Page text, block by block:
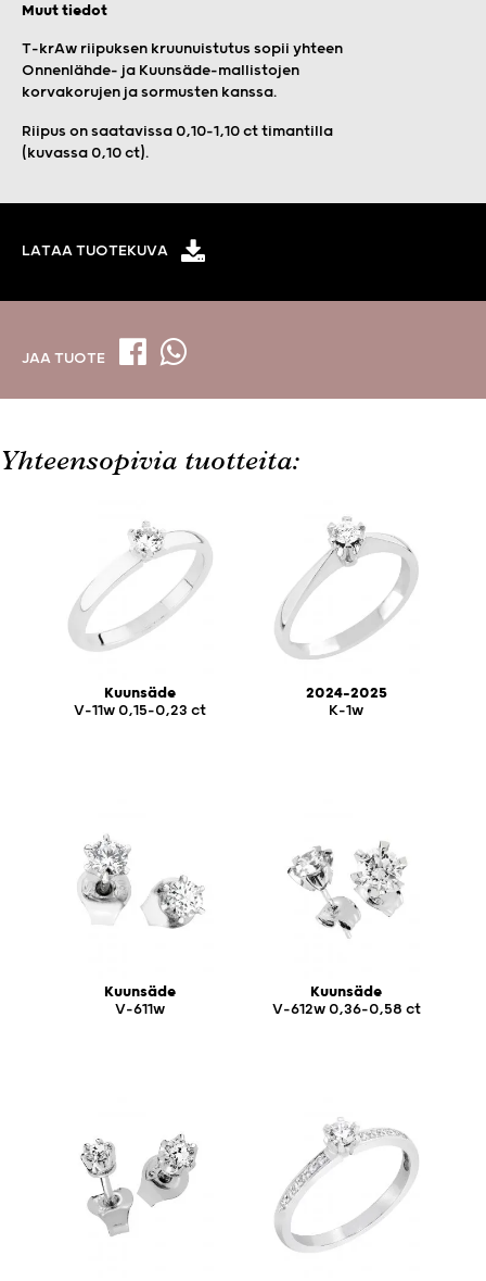
Muut tiedot
T-krAw riipuksen kruunuistutus sopii yhteen
Onnenlähde- ja Kuunsäde-mallistojen
korvakorujen ja sormusten kanssa.
Riipus on saatavissa 0,10–1,10 ct timantilla
(kuvassa 0,10 ct).
LATAA TUOTEKUVA
JAA TUOTE
Yhteensopivia tuotteita:
Kuunsäde
V-11w 0,15-0,23 ct
2024-2025
K-1w
Kuunsäde
V-611w
Kuunsäde
V-612w 0,36-0,58 ct